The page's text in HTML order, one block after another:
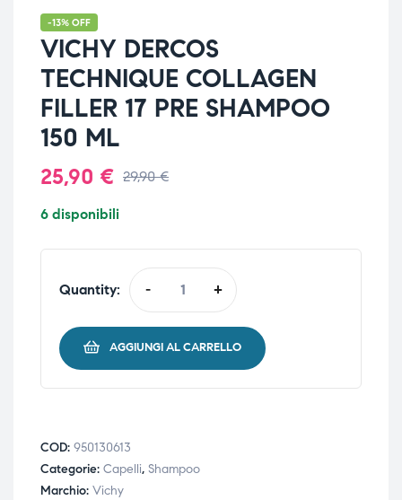
-13% OFF
VICHY DERCOS
TECHNIQUE COLLAGEN
FILLER 17 PRE SHAMPOO
150 ML
29,90€
25,90 €
6 disponibili
Quantity: - +
AGGIUNGI AL CARRELLO
COD: 950130613
Categorie: Capelli, Shampoo
Marchio: Vichy